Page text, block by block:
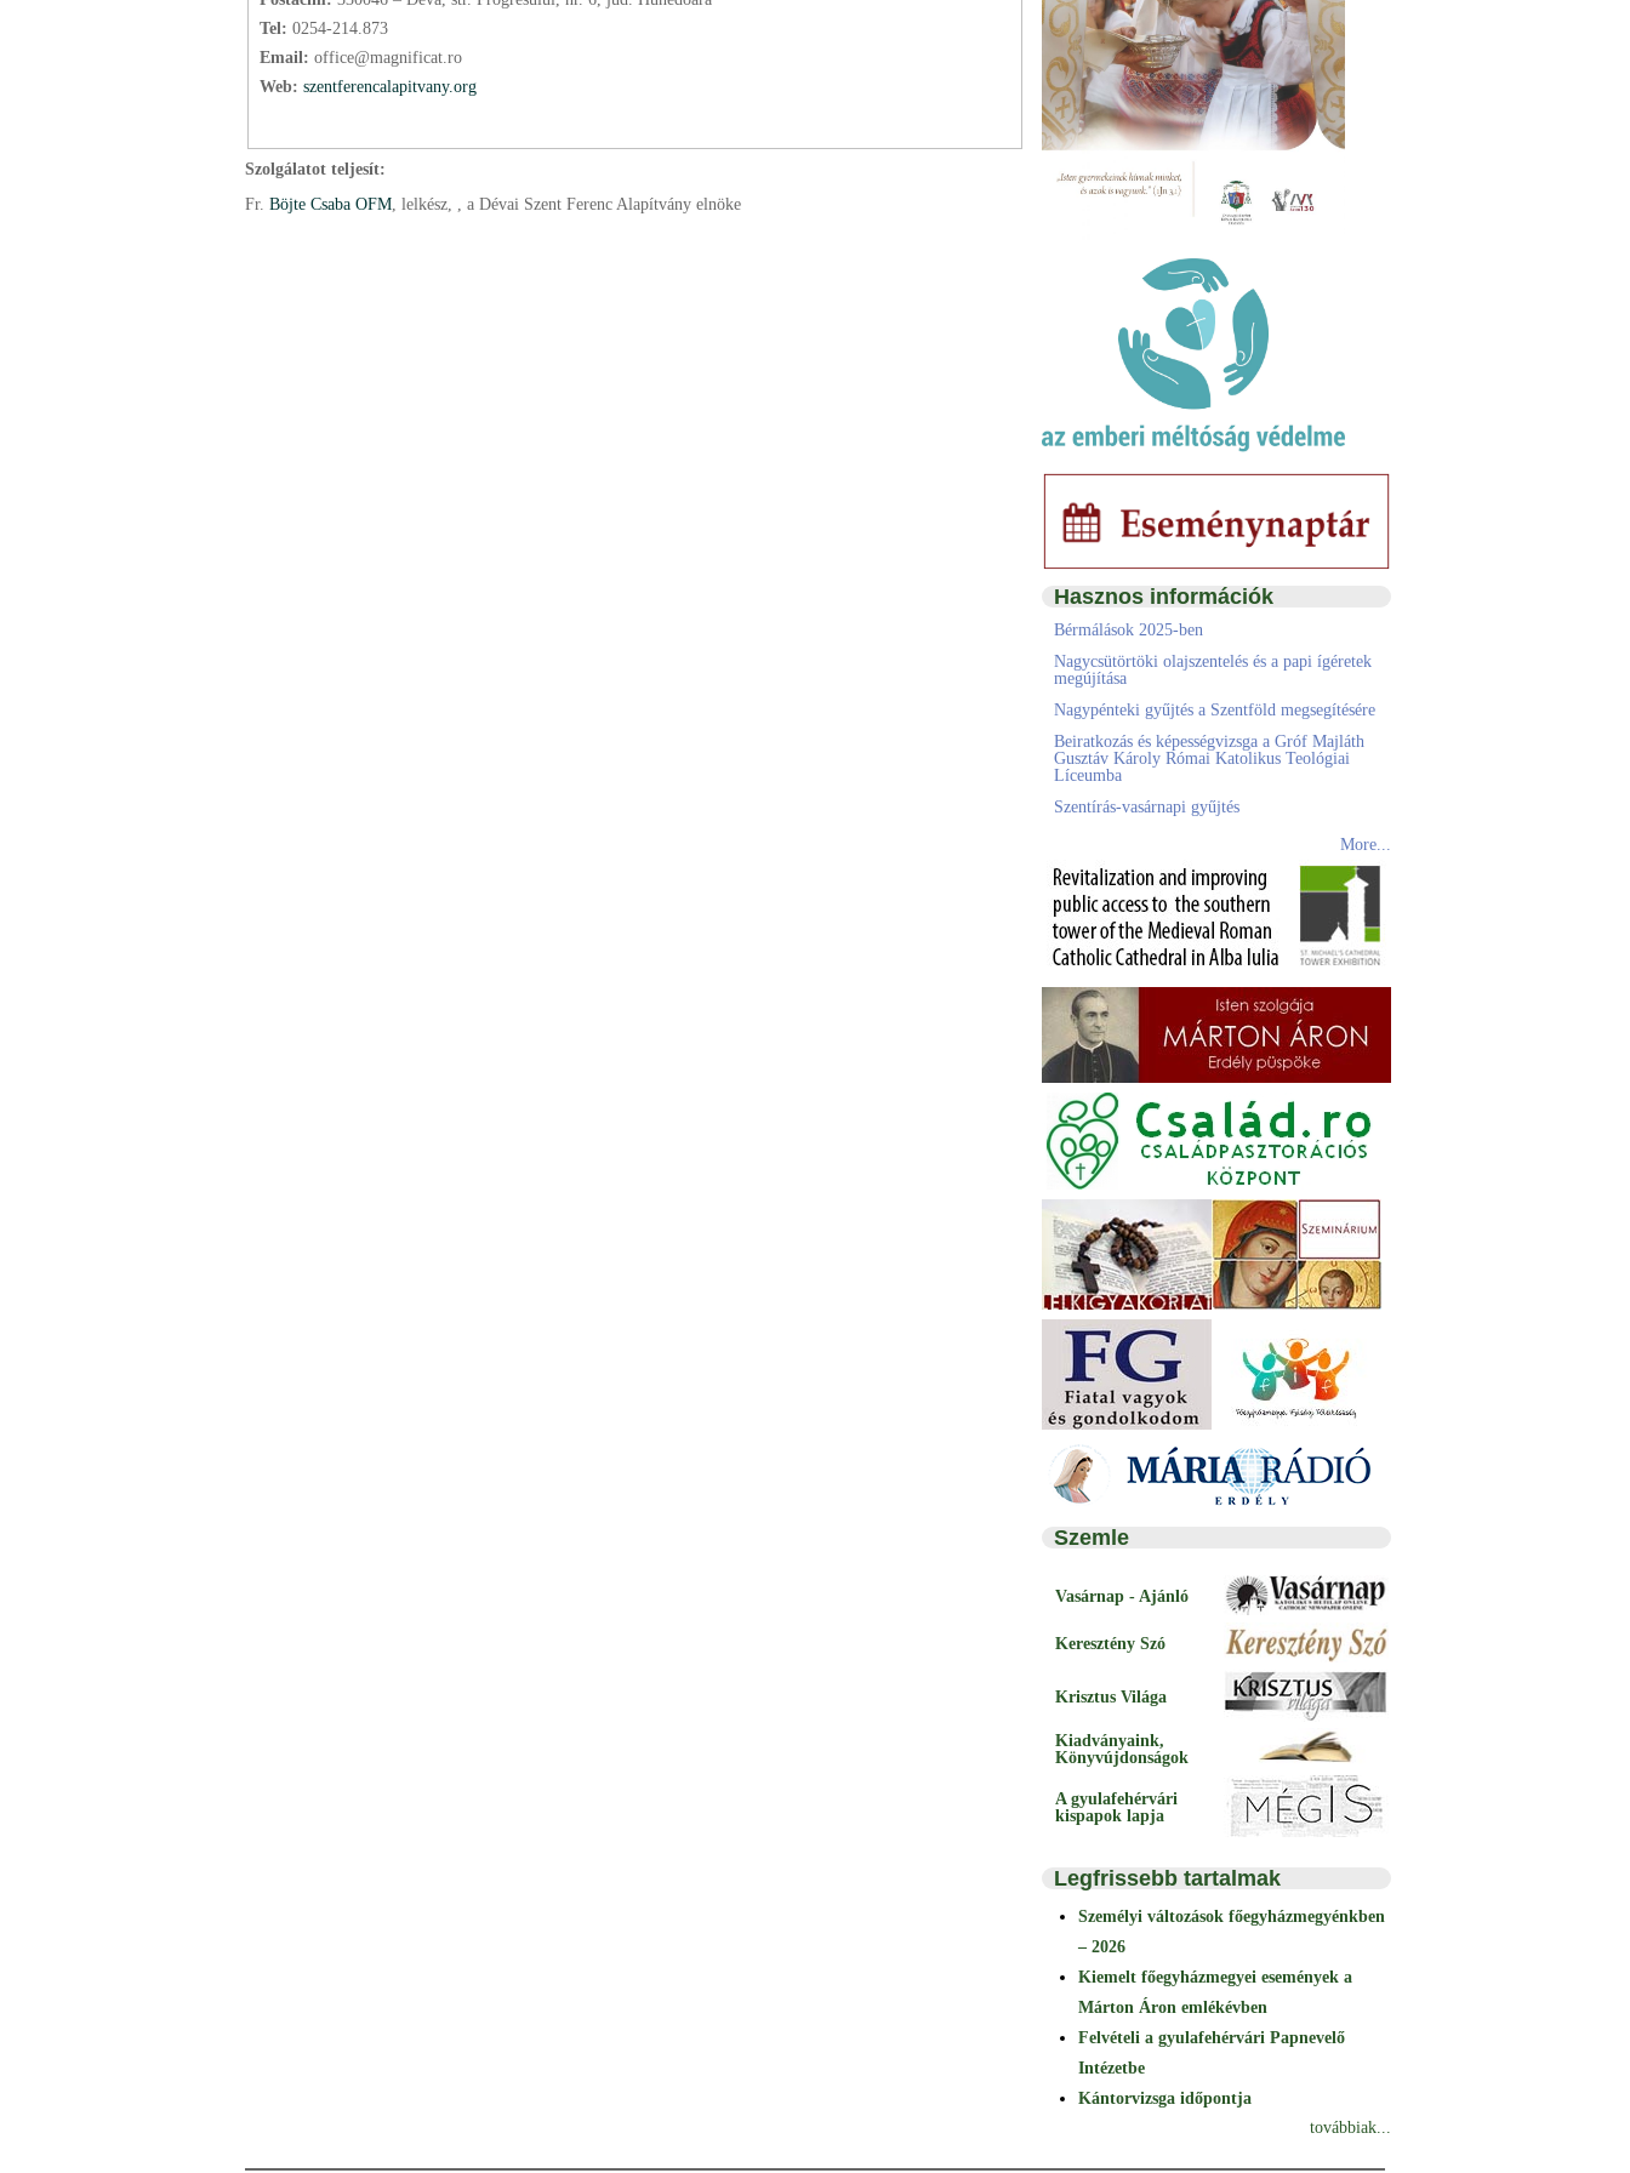
Tel: 0254-214.873
Email: office@magnificat.ro
Web: szentferencalapitvany.org
Szolgálatot teljesít:
Fr. Böjte Csaba OFM , lelkész , , a Dévai Szent Ferenc Alapítvány elnöke
Hasznos információk
Bérmálások 2025-ben
Nagycsütörtöki olajszentelés és a papi ígéretek
megújítása
Nagypénteki gyűjtés a Szentföld megsegítésére
Beiratkozás és képességvizsga a Gróf Majláth
Gusztáv Károly Római Katolikus Teológiai
Líceumba
Szentírás-vasárnapi gyűjtés
More...
Szemle
Vasárnap - Ajánló
Keresztény Szó
Krisztus Világa
Kiadványaink,
Könyvújdonságok
A gyulafehérvári
kispapok lapja
Legfrissebb tartalmak
Személyi változások főegyházmegyénkben
– 2026
Kiemelt főegyházmegyei események a
Márton Áron emlékévben
Felvételi a gyulafehérvári Papnevelő
Intézetbe
Kántorvizsga időpontja
továbbiak...